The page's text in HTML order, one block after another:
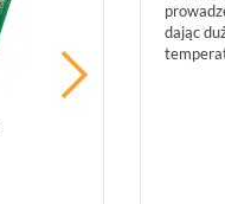
BCS-B-
10 PORTOWY
dając